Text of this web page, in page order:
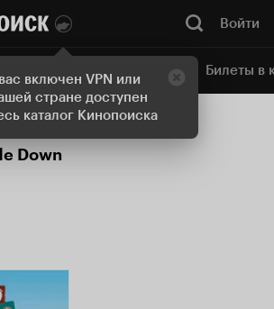
включен VPN или
стране доступен
каталог Кинопоиска
Войти
Онлайн-кинотеатр Билеты в
Down